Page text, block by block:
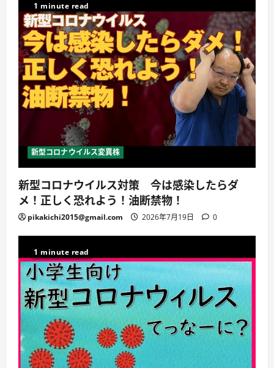
1 minute read
新型コロナウイルス変異株
新型コロナウイルス対策 今は感染したらダ
メ！正しく恐れよう！油断禁物！
pikakichi2015@gmail.com 2026年7月19日 0
1 minute read